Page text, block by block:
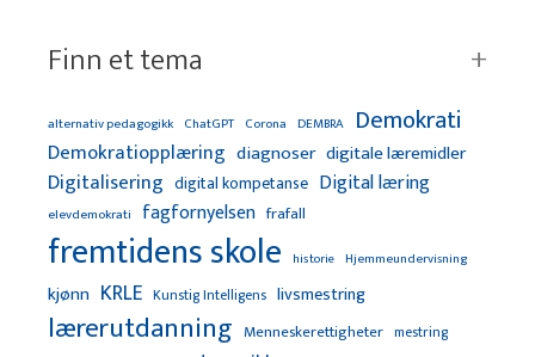
Finn et tema
alternativ pedagogikk ChatGPT Corona DEMBRA Demokrati
Demokratiopplæring diagnoser digitale læremidler
Digitalisering digital kompetanse Digital læring
elevdemokrati fagfornyelsen frafall
fremtidens skole historie Hjemmeundervisning
kjønn KRLE Kunstig Intelligens livsmestring
lærerutdanning Menneskerettigheter mestring